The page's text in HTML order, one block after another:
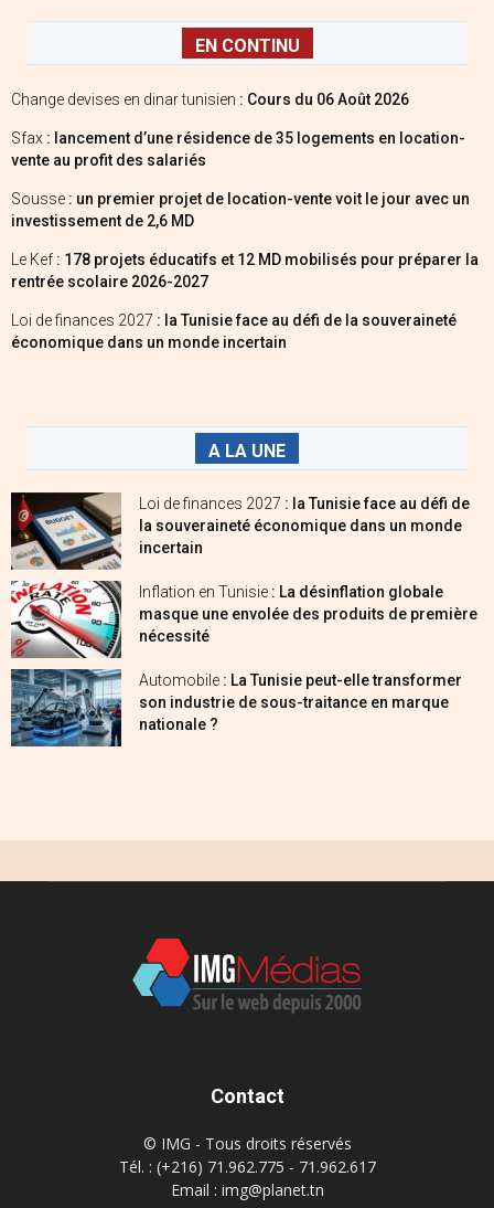
EN CONTINU
Change devises en dinar tunisien : Cours du 06 Août 2026
Sfax : lancement d’une résidence de 35 logements en location-
vente au profit des salariés
Sousse : un premier projet de location-vente voit le jour avec un
investissement de 2,6 MD
Le Kef : 178 projets éducatifs et 12 MD mobilisés pour préparer la
rentrée scolaire 2026-2027
Loi de finances 2027 : la Tunisie face au défi de la souveraineté
économique dans un monde incertain
A LA UNE
Loi de finances 2027 : la Tunisie face au défi de
la souveraineté économique dans un monde
incertain
Inflation en Tunisie : La désinflation globale
masque une envolée des produits de première
nécessité
Automobile : La Tunisie peut-elle transformer
son industrie de sous-traitance en marque
nationale ?
Contact
© IMG - Tous droits réservés
Tél. : (+216) 71.962.775 - 71.962.617
Email : img@planet.tn